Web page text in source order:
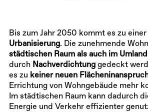
Bis zum Jahr 2050 kommt es zu einer
Urbanisierung. Die zunehmende
städtischen Raum als auch im Umland
durch Nachverdichtung gedeckt
es zu keiner neuen
Errichtung von Wohngebäude mehr
Im städtischen Raum kann dadurch
Energie und Verkehr effizienter